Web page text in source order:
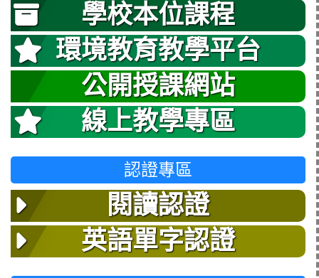
學校本位課程
環境教育教學平台
公開授課網站
線上教學專區
認證專區
閱讀認證
英語單字認證